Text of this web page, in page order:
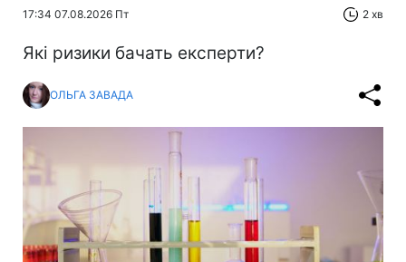
17:34 07.08.2026 Пт 2 хв
Які ризики бачать експерти?
ОЛЬГА ЗАВАДА